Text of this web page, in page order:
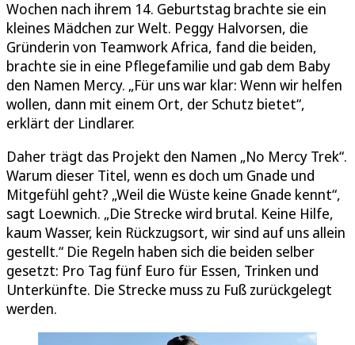
Wochen nach ihrem 14. Geburtstag brachte sie ein
kleines Mädchen zur Welt. Peggy Halvorsen, die
Gründerin von Teamwork Africa, fand die beiden,
brachte sie in eine Pflegefamilie und gab dem Baby
den Namen Mercy. „Für uns war klar: Wenn wir helfen
wollen, dann mit einem Ort, der Schutz bietet“,
erklärt der Lindlarer.
Daher trägt das Projekt den Namen „No Mercy Trek“.
Warum dieser Titel, wenn es doch um Gnade und
Mitgefühl geht? „Weil die Wüste keine Gnade kennt“,
sagt Loewnich. „Die Strecke wird brutal. Keine Hilfe,
kaum Wasser, kein Rückzugsort, wir sind auf uns allein
gestellt.“ Die Regeln haben sich die beiden selber
gesetzt: Pro Tag fünf Euro für Essen, Trinken und
Unterkünfte. Die Strecke muss zu Fuß zurückgelegt
werden.